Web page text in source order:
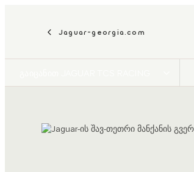
Jaguar-georgia.com